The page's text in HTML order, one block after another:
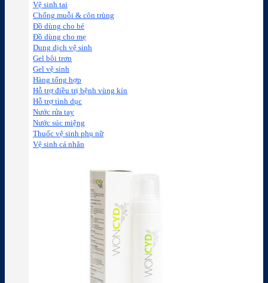
Vệ sinh tai
Chống muỗi & côn trùng
Đồ dùng cho bé
Đồ dùng cho mẹ
Dung dịch vệ sinh
Gel bôi trơn
Gel vệ sinh
Hàng tổng hợp
Hỗ trợ điều trị bệnh vùng kín
Hỗ trợ tình dục
Nước rửa tay
Nước súc miệng
Thuốc vệ sinh phụ nữ
Vệ sinh cá nhân